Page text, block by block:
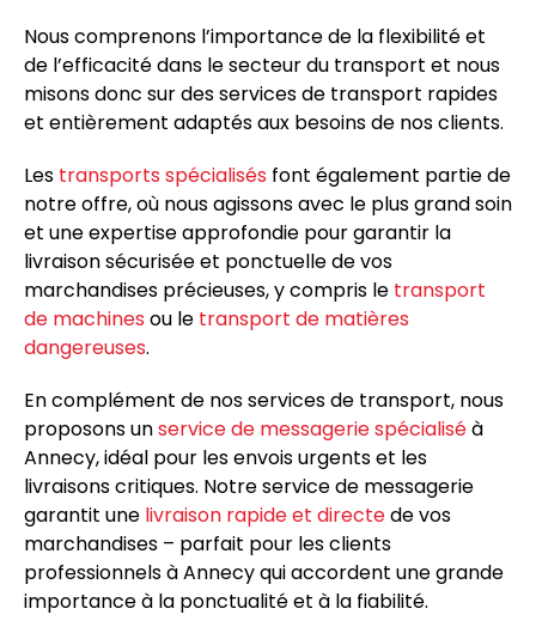
Nous comprenons l’importance de la flexibilité et
de l’efficacité dans le secteur du transport et nous
misons donc sur des services de transport rapides
et entièrement adaptés aux besoins de nos clients.
Les transports spécialisés font également partie de
notre offre, où nous agissons avec le plus grand soin
et une expertise approfondie pour garantir la
livraison sécurisée et ponctuelle de vos
marchandises précieuses, y compris le transport
de machines ou le transport de matières
dangereuses.
En complément de nos services de transport, nous
proposons unservice de messagerie spécialiséà
Annecy, idéal pour les envois urgents et les
livraisons critiques. Notre service de messagerie
garantit une livraison rapide et directede vos
marchandises – parfait pour les clients
professionnels à Annecy qui accordent une grande
importance à la ponctualité et à la fiabilité.